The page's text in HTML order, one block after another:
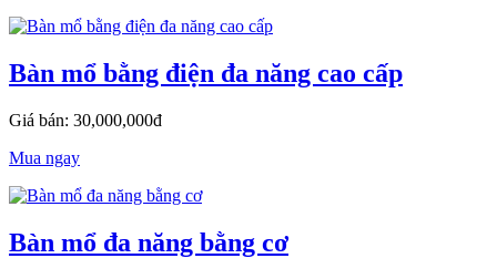
Bàn mổ bằng điện đa năng cao cấp
Giá bán: 30,000,000đ
Mua ngay
Bàn mổ đa năng bằng cơ